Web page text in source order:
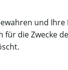
und Ihre
für die Zwecke